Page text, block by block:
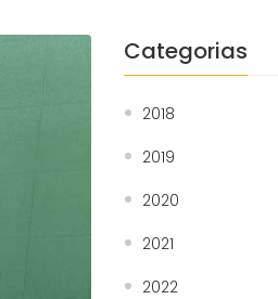
Categorias
2018
2019
2020
2021
2022